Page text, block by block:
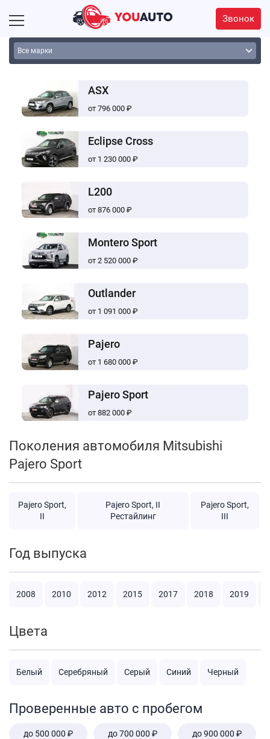
Звонок
ASX
от 796 000 ₽
Eclipse Cross
от 1 230 000 ₽
L200
от 876 000 ₽
Montero Sport
от 2 520 000 ₽
Outlander
от 1 091 000 ₽
Pajero
от 1 680 000 ₽
Pajero Sport
от 882 000 ₽
Поколения автомобиля Mitsubishi
Pajero Sport
Pajero Sport,
II
Pajero Sport, II
Рестайлинг
Pajero Sport,
III
Год выпуска
2008 2010 2012 2015 2017 2018 2019
Цвета
Белый Серебряный Серый Синий Черный
Проверенные авто с пробегом
до 500 000 ₽ до 700 000 ₽ до 900 000 ₽